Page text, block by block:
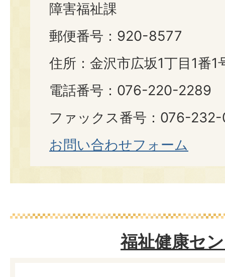
障害福祉課
郵便番号：920-8577
住所：金沢市広坂1丁目1番1
電話番号：076-220-2289
ファックス番号：076-
お問い合わせフォーム
福祉健康セ